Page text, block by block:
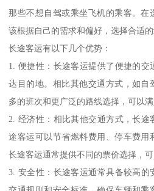
那些不想自驾或乘坐飞机的乘客。在
该根据自己的需求和偏好，选择合适的
长途客运有以下几个优势：
1. 便捷性：长途客运提供了便捷的交
达目的地。相比其他交通方式，如自
多的班次和更广泛的路线选择，可以满
2. 经济性：相比其他交通方式，长
途客运可以节省燃料费用、停车费用
长途客运通常提供不同的票价选择，
3. 安全性：长途客运通常具备较高的